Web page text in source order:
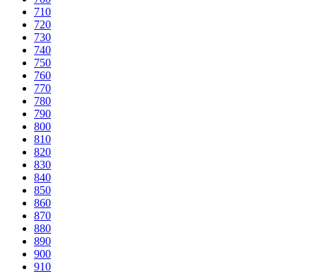
710
720
730
740
750
760
770
780
790
800
810
820
830
840
850
860
870
880
890
900
910